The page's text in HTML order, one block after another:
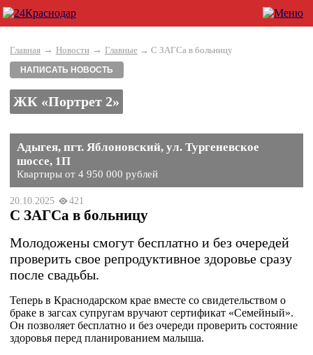
Главная → Новости → Главные → С ЗАГСа в больницу
НАПИСАТЬ НОВОСТЬ
ЖК «Портрет 2»
Адыгея, пгт. Яблоновский, ул. Тургеневское
шоссе, 1П
Квартиры от 4 950 000 рублей
20.10.2025 421
С ЗАГСа в больницу
Молодожены смогут бесплатно и без очередей
проверить свое репродуктивное здоровье сразу
после свадьбы.
Теперь в Краснодарском крае вместе со свидетельством о
браке в загсах супругам вручают сертификат «Семейный».
Он позволяет бесплатно и без очереди проверить состояние
здоровья перед планированием малыша.